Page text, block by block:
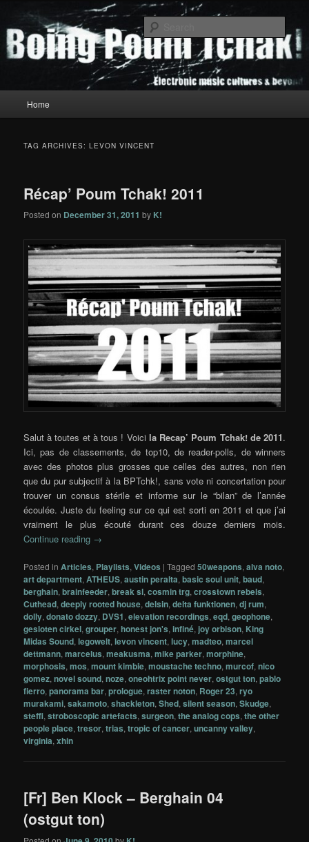
primary
content
secondary
contentBoing Poum Tchak!
Home
TAG ARCHIVES:LEVON VINCENT
Récap’ Poum Tchak! 2011
Posted on December 31, 2011 by K!
Salut à toutes et à tous ! Voici la Recap’ Poum Tchak! de 2011.
Ici, pas de classements, de top10, de reader-polls, de winners
avec des photos plus grosses que celles des autres, non rien
que du pur subjectif à la BPTchk!, sans vote ni concertation pour
trouver un consus stérile et informe sur le “bilan” de l’année
écoulée. Juste du feeling sur ce qui est sorti en 2011 et que j’ai
vraiment le plus écouté durant ces douze derniers mois.
Continue reading →
Posted in Articles, Playlists,Videos |Tagged 50weapons,alva noto,
art department,ATHEUS,austin peralta,basic soul unit,baud,
berghain,brainfeeder,break sl,cosmin trg,crosstown rebels,
Cuthead,deeply rooted house,delsin,delta funktionen,dj rum,
dolly,donato dozzy, DVS1,elevation recordings,eqd,geophone,
gesloten cirkel,grouper,honest jon's,infiné, joy orbison, King
Midas Sound,legowelt,levon vincent,lucy,madteo,marcel
dettmann,marcelus,meakusma,mike parker,morphine,
morphosis,mos,mount kimbie,moustache techno,murcof,nico
gomez,novel sound,noze,oneohtrix point never,ostgut ton,pablo
fierro,panorama bar,prologue,raster noton, Roger 23,ryo
murakami,sakamoto,shackleton,Shed,silent season,Skudge,
steffi,stroboscopic artefacts,surgeon,the analog cops,the other
people place,tresor,trias,tropic of cancer,uncanny valley,
virginia,xhin
[Fr] Ben Klock – Berghain 04
(ostgut ton)